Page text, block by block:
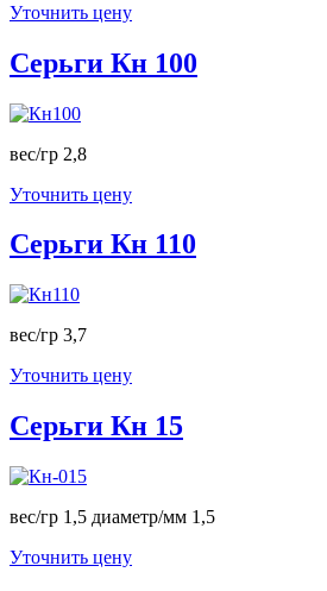
Уточнить цену
Серьги Кн 100
вес/гр 2,8
Уточнить цену
Серьги Кн 110
вес/гр 3,7
Уточнить цену
Серьги Кн 15
вес/гр 1,5 диаметр/мм 1,5
Уточнить цену